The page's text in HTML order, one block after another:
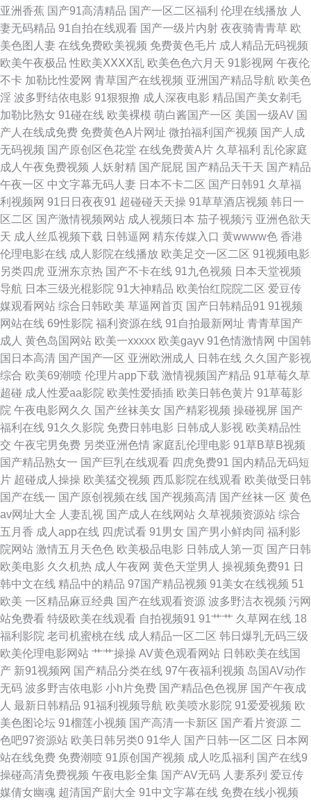
堂aaaa 东京热加勒麻豆 91国产福利导航 人妻三级片av 成人AV大香蕉 五月
天婷婷色图 欧美成人A 传媒AV影视 91撸大师 青青草青娱乐 韩日无码射 伊人
久久精品 97超碰资源 国产91电影 精品网站导航 91社视频神马 豆花18在线
网页 久草热操碰资源 色色五月激情网 亚洲色图28p 白丝高潮玩哭 国产精品
27 欧美性爱网 午夜精品国产 18块黄色大全 超碰人人人妻 黄色小视频链接
日韩小电影院1区 欧美黄色AV网站 日韩欧美大片 亚洲国产欧美另类 肏屄福
利社 韩日独立站免费 免费观看成人91 人人起碰人人 51福利航导 成人剧场
www 久久97视屏 日韩三级专区 午夜剧场久久黄 国产内射在线播放 美女视
频91 一区二区国产自拍 欧美成人日韩中文 午夜黄色剧场 人人操夜夜爽 91链
接免费下载 肏屄五月天 国产物业视频 欧美Aⅴ视频 日日肏肏 香蕉视频污污版
91视频免费的 国产视频观看网站 免费的av网站 色色日韩 亚洲人与兽 91在
线免费入口 国产9视频 另类春色欧美 日韩欧美亚州 香蕉网站入口 91夫妻交
友视频 成人网址日韩 精品四区 人人撸久久超碰在 午夜老湿机 www色图 精
东A级 欧美孕妇性交 五月婷婷六月花 91人人视频 草比视频线观看 欧美美逼
五月婷婷色情 91经典视频播放 波多野吉依电影 久草福利天堂 日韩3极毛片
香蕉超碰 91精东传媒网站 草逼A片 亚洲黄色电影1 99精品电影网 福利姬91
精品自拍傳媒 欧美人人插 综合另类激情 操人妻视频 韩国不卡无码的 青娱乐
激情网 婷婷97www 99草草草视频 国产对白清晰 久草福利资源站久 欧美性
戟 亚州日韩欧美 99爱99操 国产精品第5页 另类丝袜美腿 日韩A级电影网
avav激情 韩国青草在线视频 人妖拳交女 婷婷尤物超碰 国产成人A片 欧美浮
力影院 熟妇国产免费一区 做爱片导航 俺去也最新 老司机曹逼视频 午夜福利
色爱爱 91精品黑丝 国产欧美日韩爆草 欧美日韩国产色色 亚洲97视频 91视
频影院 超碰在线人网播放 精品视频黄色91 天堂网国产 91熟妇视频在线 欧美
亚洲香蕉 国产91高清精品 国产一区二区福利 伦理在线播放 人
妻无码精品 91自拍在线观看 国产一级片内射 夜夜骑青青草 欧
美色图人妻 在线免费欧美视频 免费黄色毛片 成人精品无码视频
欧美午夜极品 性欧美ⅩⅩⅩⅩ乱 欧美色色六月天 91影视网 午夜伦
不卡 加勒比性爱网 青草国产在线视频 亚洲国产精品导航 欧美色
淫 波多野结依电影 91狠狠撸 成人深夜电影 精品国产美女剃毛
加勒比熟女 91碰在线 欧美裸模 萌白酱国产一区 美国一级AV 国
产人在线成免费 免费黄色A片网址 微拍福利国产视频 国产人成
无码视频 国产原创区色花堂 在线免费黄A片 久草福利 乱伦家庭
成人午夜免费视频 人妖射精 国产屁屁 国产精品天干天 国产精品
午夜一区 中文字幕无码人妻 日本不卡二区 国产日韩91 久草福
利视频网 91日日夜夜91 超碰碰天天操 91草草酒店视频 韩日一
区二区 国产激情视频网站 成人视频日本 茄子视频污 亚洲色欲天
天 成人丝瓜视频下载 日韩逼网 精东传媒入口 黄wwww色 香港
伦理电影在线 成人影院在线播放 欧美足交一区二区 91视频电影
另类四虎 亚洲东京热 国产不卡在线 91九色视频 日本天堂视频
导航 日本三级光棍影院 91大神精品 欧美怡红院院二区 爱豆传
媒观看网站 综合日韩欧美 草逼网首页 国产日韩精品91 91视频
网站在线 69性影院 福利资源在线 91自拍最新网址 青青草国产
成人 黄色岛国网站 欧美一xxxxx 欧美gayv 91色情激情网 中国韩
国日本高清 国产国产一区 亚洲欧洲成人 日韩在线 久久国产影视
综合 欧美69潮喷 伦理片app下载 激情视频国产精品 91草莓久草
超碰 成人性爱aa影院 欧美性爱插插 欧美日韩色黄片 91草莓影
院 午夜电影网久久 国产丝袜美女 国产精彩视频 操碰视屏 国产
福利在线 91久久影院 免费日韩电影 日韩成人影视 欧美精品性
交 午夜宅男免费 另类亚洲色情 家庭乱伦理电影 91草B草B视频
国产精品熟女一 国产巨乳在线观看 四虎免费91 国内精品无码短
片 超碰成人操操 欧美猛交视频 西瓜影院在线观看 欧美做受日韩
国产在线一 国产原创视频在线 国产视频高清 国产丝袜一区 黄色
av网址大全 人妻乱视 国产成人在线网站 久草视频资源站 综合
五月香 成人app在线 四虎试看 91男女 国产男小鲜肉同 福利影
院网站 激情五月天色色 欧美极品电影 日韩成人第一页 国产日韩
欧美电影 久久机热 成人午夜网 黄色天堂男人 操视频免费91 日
韩中文在线 精品中的精品 97国产精品视频 91美女在线视频 51
欧美 一区精品麻豆经典 国产在线观看资源 波多野洁衣视频 污网
站免费看 特级欧美在线观看 自拍视频91 91艹艹 久草网在线 18
福利影院 老司机蜜桃在线 成人精品一区二区 韩日爆乳无码三级
欧美伦理电影网站 艹艹操操 AV黄色观看网站 日韩欧美在线国
产 新91视频网 国产精品分类在线 97午夜福利视频 岛国AV动作
无码 波多野吉依电影 小h片免费 国产精品色色视屏 国产午夜成
人 最新日韩精品 91福利视频导航 欧美喷水影院 91爱爱视频 欧
美色图论坛 91榴莲小视频 国产高清一卡新区 国产看片资源 二
色吧97资源站 欧美日韩另类0 91华人 国产日韩一区二区 日本网
站在线免费 免费潮喷 91原创国产视频 成人吃瓜福利 国产在线9
操碰高清免费视频 午夜电影全集 国产AV无码 人妻系列 爱豆传
媒倩女幽魂 超清国产剧大全 91中文字幕在线 免费在线小视频